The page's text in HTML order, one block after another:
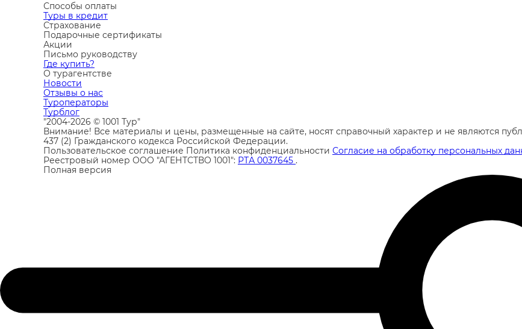
Способы оплаты
Туры в кредит
Страхование
Подарочные сертификаты
Акции
Письмо руководству
Где купить?
О турагентстве
Новости
Отзывы о нас
Туроператоры
Турблог
"2004-2026 © 1001 Тур"
Внимание! Все материалы и цены, размещенные на сайте, носят справочный характер и не являются
437 (2) Гражданского кодекса Российской Федерации.
Пользовательское соглашение Политика конфиденциальности Согласие на обработку персональных
Реестровый номер ООО "АГЕНТСТВО 1001": РТА 0037645 .
Полная версия